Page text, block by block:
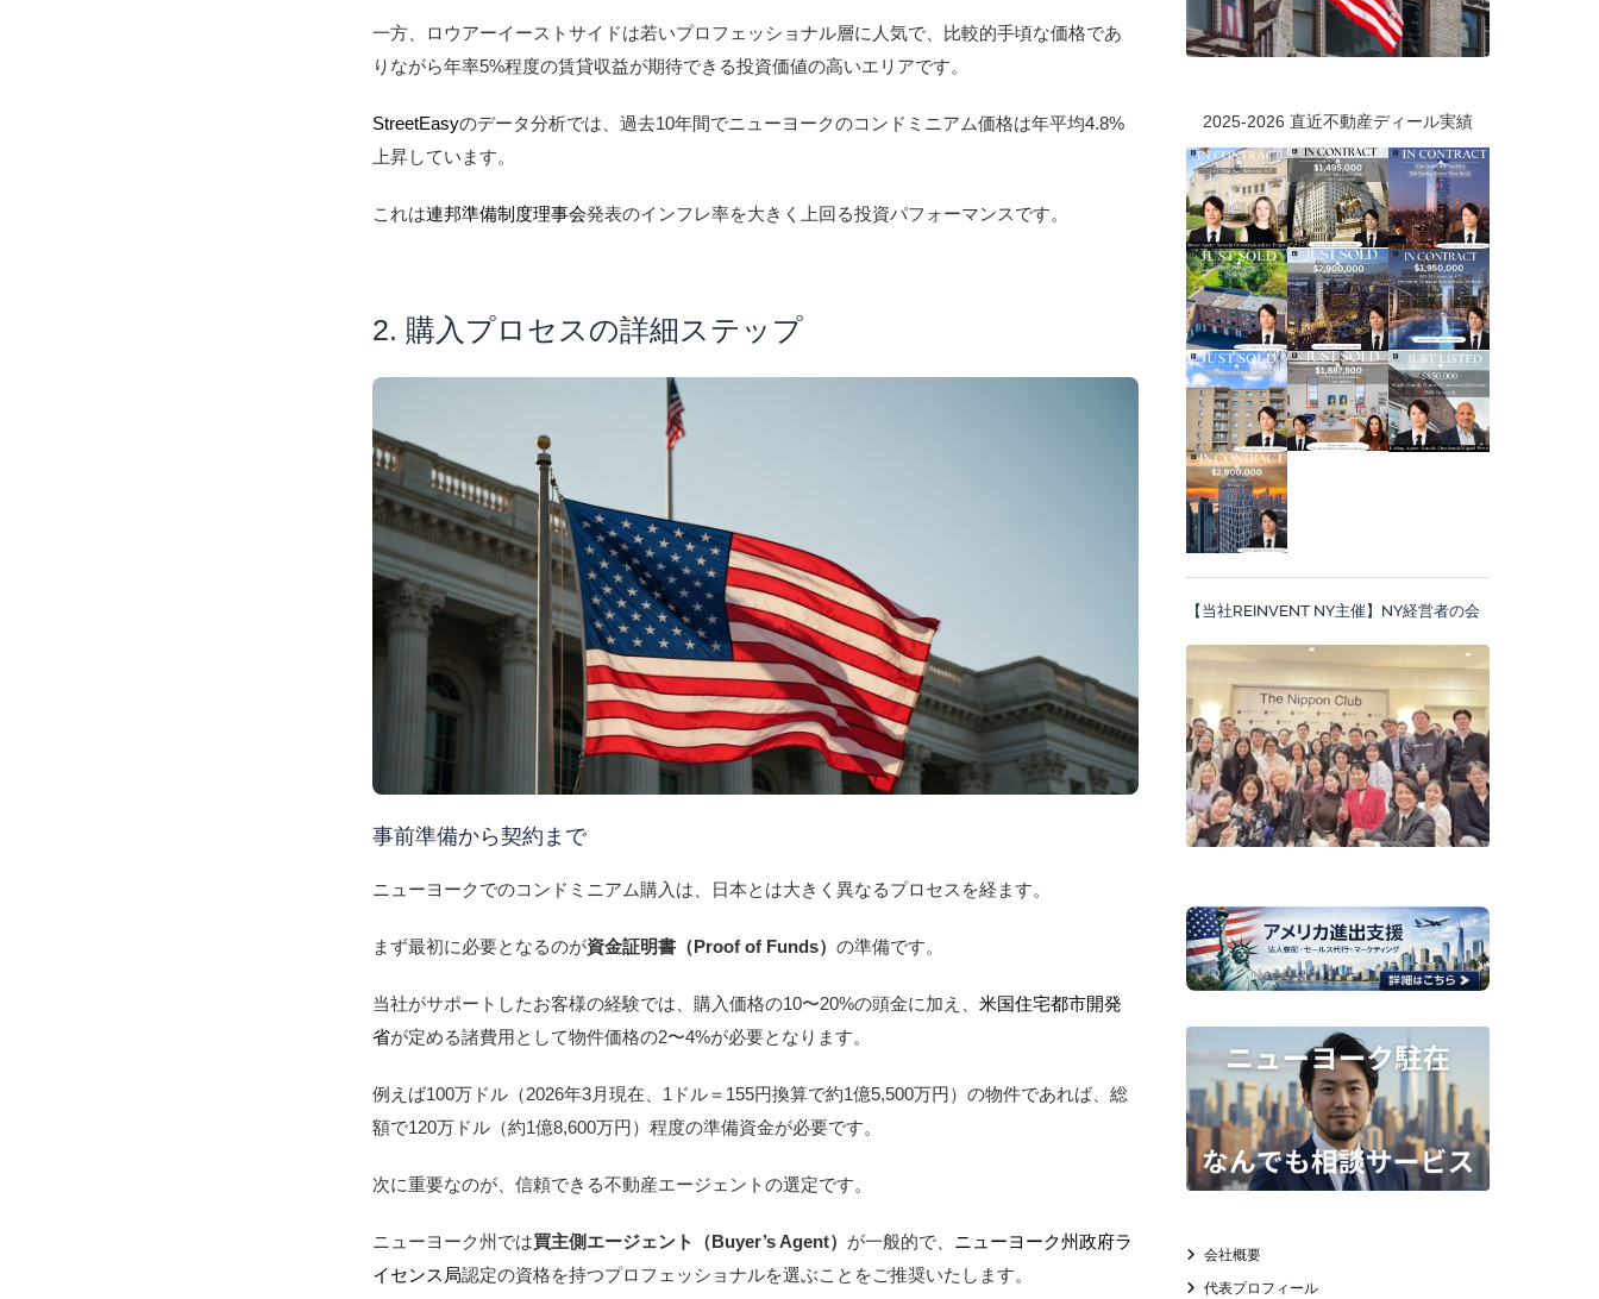
一方、ロウアーイーストサイドは若いプロフェッショナル層に人気で、比較的手頃な価格であ
りながら年率5%程度の賃貸収益が期待できる投資価値の高いエリアです。
StreetEasyのデータ分析では、過去10年間でニューヨークのコンドミニアム価格は年平均4.8%
上昇しています。
これは連邦準備制度理事会発表のインフレ率を大きく上回る投資パフォーマンスです。
2. 購入プロセスの詳細ステップ
事前準備から契約まで
ニューヨークでのコンドミニアム購入は、日本とは大きく異なるプロセスを経ます。
まず最初に必要となるのが資金証明書（Proof of Funds）の準備です。
当社がサポートしたお客様の経験では、購入価格の10〜20%の頭金に加え、米国住宅都市開発
省が定める諸費用として物件価格の2〜4%が必要となります。
例えば100万ドル（2026年3月現在、1ドル＝155円換算で約1億5,500万円）の物件であれば、総
額で120万ドル（約1億8,600万円）程度の準備資金が必要です。
次に重要なのが、信頼できる不動産エージェントの選定です。
ニューヨーク州では買主側エージェント（Buyer’s Agent） が一般的で、 ニューヨーク州政府ラ
イセンス局認定の資格を持つプロフェッショナルを選ぶことをご推奨いたします。
2025-2026 直近不動産ディール実績
【当社REINVENT NY主催】NY経営者の会
会社概要
代表プロフィール